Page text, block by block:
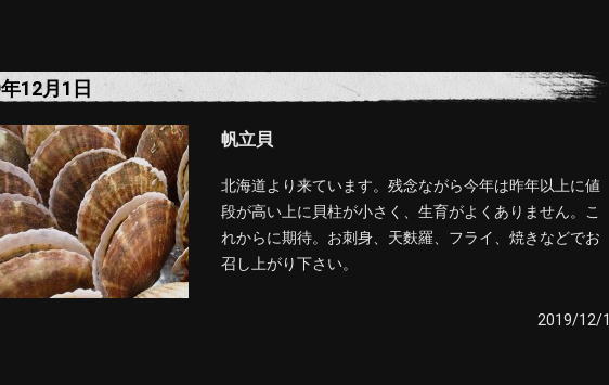
12月1日
帆立貝
北海道より来ています。残念ながら今年は昨年以上に値
段が高い上に貝柱が小さく、生育がよくありません。こ
れからに期待。お刺身、天麩羅、フライ、焼きなどでお
召し上がり下さい。
2019/12/1